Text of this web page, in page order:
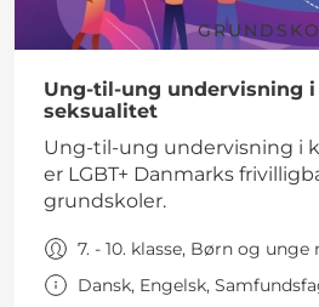
Ung-til-ung undervisning i
seksualitet
Ung-til-ung undervisning i
er LGBT+ Danmarks
grundskoler.
7. - 10. klasse, Børn og
Dansk, Engelsk,